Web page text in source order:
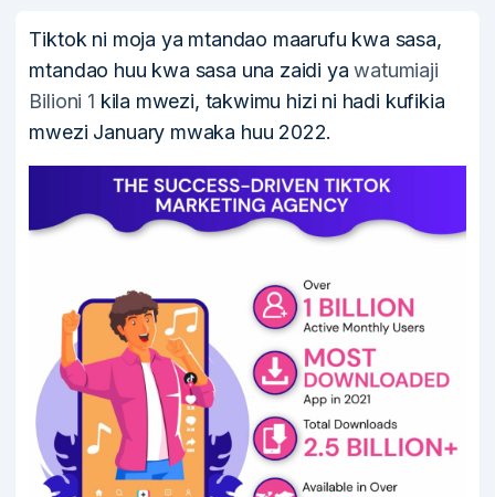
Tiktok ni moja ya mtandao maarufu kwa sasa,
mtandao huu kwa sasa una zaidi yawatumiaji
Bilioni 1 kila mwezi, takwimu hizi ni hadi kufikia
mwezi January mwaka huu 2022.